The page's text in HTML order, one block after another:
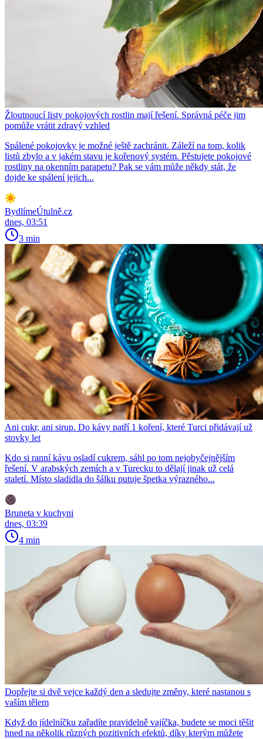
Žloutnoucí listy pokojových rostlin mají řešení. Správná péče jim
pomůže vrátit zdravý vzhled
Spálené pokojovky je možné ještě zachránit. Záleží na tom, kolik
listů zbylo a v jakém stavu je kořenový systém. Pěstujete pokojové
rostliny na okenním parapetu? Pak se vám může někdy stát, že
dojde ke spálení jejich...
BydlímeÚtulně.cz
dnes, 03:51
3 min
Ani cukr, ani sirup. Do kávy patří 1 koření, které Turci přidávají už
stovky let
Kdo si ranní kávu osladí cukrem, sáhl po tom nejobyčejnějším
řešení. V arabských zemích a v Turecku to dělají jinak už celá
staletí. Místo sladidla do šálku putuje špetka výrazného...
Bruneta v kuchyni
dnes, 03:39
4 min
Dopřejte si dvě vejce každý den a sledujte změny, které nastanou s
vaším tělem
Když do jídelníčku zařadíte pravidelně vajíčka, budete se moci těšit
hned na několik různých pozitivních efektů, díky kterým můžete